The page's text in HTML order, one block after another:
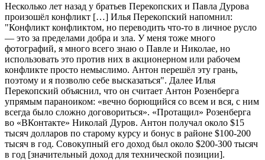
Несколько лет назад у братьев Перекопских и Павла Дурова
произошёл конфликт […] Илья Перекопский напомнил:
"Конфликт конфликтом, но переводить что-то в личное русло
— это за пределами добра и зла. У меня тоже много
фотографий, я много всего знаю о Павле и Николае, но
использовать это против них в акционерном или рабочем
конфликте просто немыслимо. Антон перешёл эту грань,
поэтому и я позволю себе высказаться". Далее Илья
Перекопский объяснил, что он считает Антон Розенберга
упрямым параноиком: «вечно борющийся со всем и вся, с ним
всегда было сложно договориться». «Протащил» Розенберга
во «ВКонтакте» Николай Дуров. Антон получал около $15
тысяч долларов по старому курсу и бонус в районе $100-200
тысяч в год. Совокупный его доход был около $200-300 тысяч
в год [значительный доход для технической позиции].